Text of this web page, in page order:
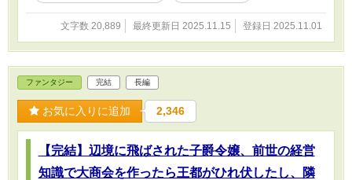
文字数 20,889 最終更新日 2025.11.15 登録日 2025.11.01
ファンタジー 完結 長編
お気に入りに追加 2,346
【完結】辺境に飛ばされた子爵令嬢、前世の経営
知識で大商会を作ったら王都がひれ伏したし、隣